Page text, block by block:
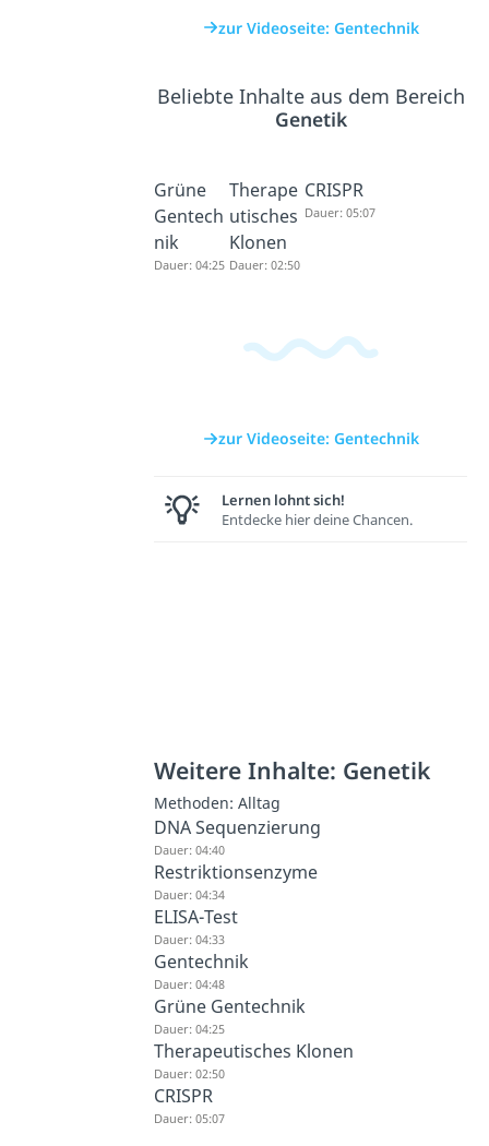
zur Videoseite: Gentechnik
Beliebte Inhalte aus dem Bereich
Genetik
Grüne
Gentech
nik
Dauer: 04:25
Therape
utisches
Klonen
Dauer: 02:50
CRISPR
Dauer: 05:07
zur Videoseite: Gentechnik
Lernen lohnt sich!
Entdecke hier deine Chancen.
Weitere Inhalte: Genetik
Methoden: Alltag
DNA Sequenzierung
Dauer: 04:40
Restriktionsenzyme
Dauer: 04:34
ELISA-Test
Dauer: 04:33
Gentechnik
Dauer: 04:48
Grüne Gentechnik
Dauer: 04:25
Therapeutisches Klonen
Dauer: 02:50
CRISPR
Dauer: 05:07